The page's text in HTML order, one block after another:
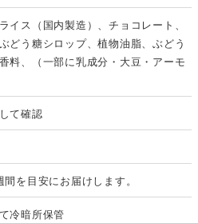
イス（国内製造）、チョコレート、
どう糖シロップ、植物油脂、ぶどう
料、（一部に乳成分・大豆・アーモ
て確認
を目安にお届けします。
冷暗所保管